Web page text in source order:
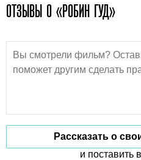
ОТЗЫВЫ О «РОБИН ГУД»
Рассказать о
и поставить